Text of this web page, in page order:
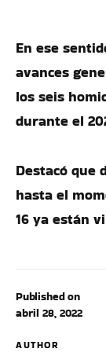
Published on
abril 28, 2022
AUTHOR
En ese
avances
los seis
durante el
Destacó que
hasta el
16 ya están